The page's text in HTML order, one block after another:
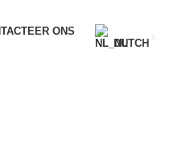
ONS
DUTCH